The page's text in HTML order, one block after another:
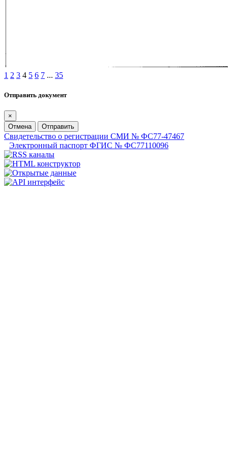
1 2 3 4 5 6 7 ... 35
Отправить документ
×
Отмена
Отправить
Свидетельство о регистрации СМИ № ФС77-47467
Электронный паспорт ФГИС № ФС77110096